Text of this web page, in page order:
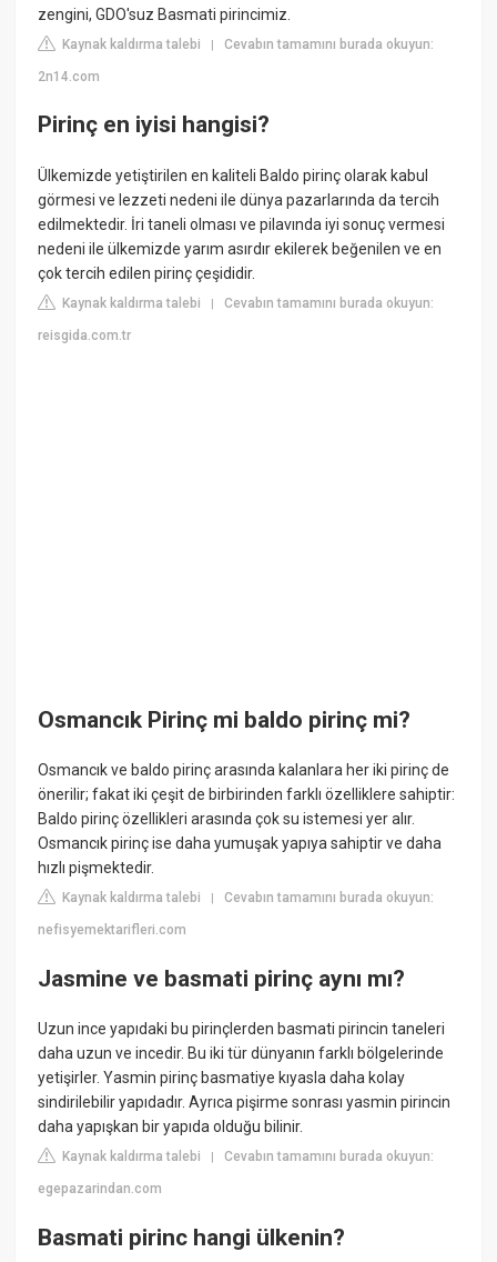
zengini, GDO'suz Basmati pirincimiz.
Kaynak kaldırma talebi |Cevabın tamamını burada okuyun:
2n14.com
Pirinç en iyisi hangisi?
Ülkemizde yetiştirilen en kaliteli Baldo pirinç olarak kabul
görmesi ve lezzeti nedeni ile dünya pazarlarında da tercih
edilmektedir. İri taneli olması ve pilavında iyi sonuç vermesi
nedeni ile ülkemizde yarım asırdır ekilerek beğenilen ve en
çok tercih edilen pirinç çeşididir.
Kaynak kaldırma talebi |Cevabın tamamını burada okuyun:
reisgida.com.tr
Osmancık Pirinç mi baldo pirinç mi?
Osmancık ve baldo pirinç arasında kalanlara her iki pirinç de
önerilir; fakat iki çeşit de birbirinden farklı özelliklere sahiptir:
Baldo pirinç özellikleri arasında çok su istemesi yer alır.
Osmancık pirinç ise daha yumuşak yapıya sahiptir ve daha
hızlı pişmektedir.
Kaynak kaldırma talebi |Cevabın tamamını burada okuyun:
nefisyemektarifleri.com
Jasmine ve basmati pirinç aynı mı?
Uzun ince yapıdaki bu pirinçlerden basmati pirincin taneleri
daha uzun ve incedir. Bu iki tür dünyanın farklı bölgelerinde
yetişirler. Yasmin pirinç basmatiye kıyasla daha kolay
sindirilebilir yapıdadır. Ayrıca pişirme sonrası yasmin pirincin
daha yapışkan bir yapıda olduğu bilinir.
Kaynak kaldırma talebi |Cevabın tamamını burada okuyun:
egepazarindan.com
Basmati pirinc hangi ülkenin?